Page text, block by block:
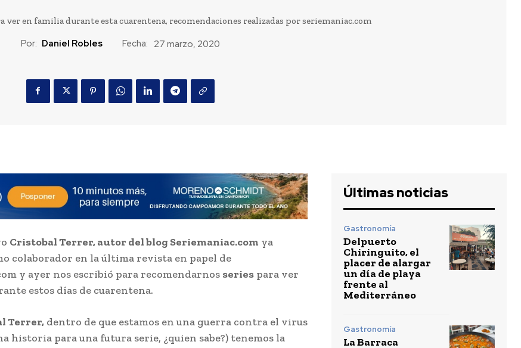
ver en familia durante esta cuarentena, recomendaciones realizadas por seriemaniac.com
Por: Daniel Robles Fecha: 27 marzo, 2020
Cristobal Terrer, autor del blog Seriemaniac.com ya
colaborador en la última revista en papel de
y ayer nos escribió para recomendarnos series para ver
estos días de cuarentena.
Terrer, dentro de que estamos en una guerra contra el virus
historia para una futura serie, ¿quien sabe?) tenemos la
Últimas noticias
Gastronomía
Delpuerto
Chiringuito, el
placer de alargar
un día de playa
frente al
Mediterráneo
Gastronomía
La Barraca